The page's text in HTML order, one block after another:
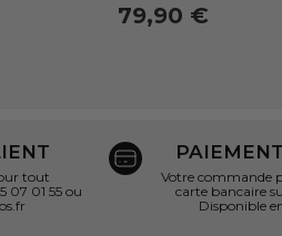
79,90 €
tout
07 01 55 ou
Votre commande
carte bancaire
Disponible